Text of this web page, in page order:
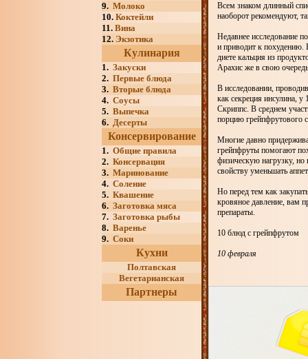
9. Молоко
10. Коктейли
11. Вина
12. Экзотика
Кулинария
1. Закуски
2. Первые блюда
3. Вторые блюда
4. Соусы
5. Выпечка
6. Десерты
Консервирование
1. Общие правила
2. Консервация
3. Маринование
4. Соление
5. Квашение
6. Заготовка мяса
7. Заготовка рыбы
8. Варенье
9. Соки
Кухни
Полтавская
Вегетарианская
Партнеры
Всем знаком длинный
наоборот рекомендуют,
Недавнее исследование
и приводит к похудению.
диете кальция из
Арахис же в свою
В исследовании,
как секреция инсулина,
Скриппс. В среднем
порцию грейпфрутового
Многие давно
грейпфруты помогают
физическую нагрузку,
свойству уменьшать
Но перед тем как
кровяное давление, вам
препараты.
10 блюд с грейпфрутом
10 февраля